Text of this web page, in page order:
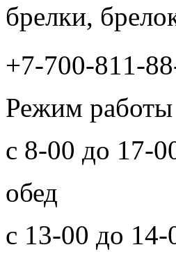
брелки,
+7-700-811-
Режим работы
с 8-00 до 17-
обед
с 13-00 до 14-